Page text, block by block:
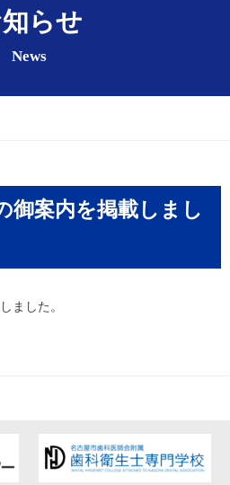
らせ
News
御案内を掲載しまし
ました。